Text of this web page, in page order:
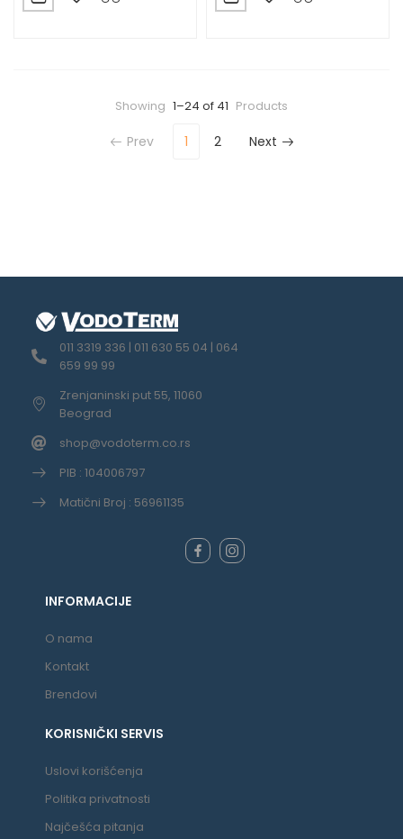
Showing 1–24 of 41 Products
Prev 1 2 Next
011 3319 336 | 011 630 55 04 | 064
659 99 99
Zrenjaninski put 55, 11060
Beograd
shop@vodoterm.co.rs
PIB : 104006797
Matični Broj : 56961135
INFORMACIJE
O nama
Kontakt
Brendovi
KORISNIČKI SERVIS
Uslovi korišćenja
Politika privatnosti
Najčešća pitanja